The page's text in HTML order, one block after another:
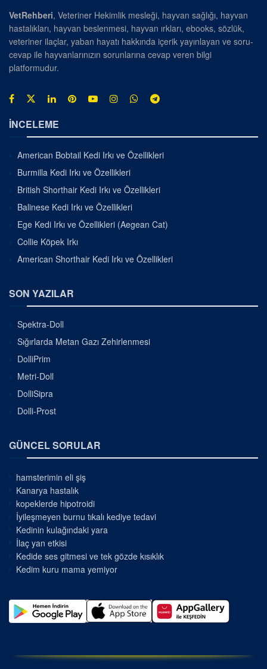
VetRehberi, Veteriner Hekimlik mesleği, hayvan sağlığı, hayvan
hastalıkları, hayvan beslenmesi, hayvan ırkları, ebooks, sözlük,
veteriner ilaçlar, yaban hayatı hakkında içerik yayınlayan ve soru-
cevap ile hayvanlarınızın sorunlarına cevap veren bilgi
platformudur.
İNCELEME
American Bobtail Kedi Irkı ve Özellikleri
Burmilla Kedi Irkı ve Özellikleri
British Shorthair Kedi Irkı ve Özellikleri
Balinese Kedi Irkı ve Özellikleri
Ege Kedi Irkı ve Özellikleri (Aegean Cat)
Collie Köpek Irkı
American Shorthair Kedi Irkı ve Özellikleri
SON YAZILAR
Spektra-Doll
Sığırlarda Metan Gazı Zehirlenmesi
DolliPrim
Metri-Doll
DolliSipra
Dolli-Prost
GÜNCEL SORULAR
hamsterimin eli şiş
Kanarya hastalık
kopeklerde hipotroidi
İyileşmeyen burnu tıkalı kediye tedavi
Kedinin kulağındaki yara
İlaç yan etkisi
Kedide ses gitmesi ve tek gözde kısıklık
Kedim kuru mama yemiyor